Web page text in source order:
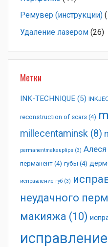
Ремувер (инструкции)
Удаление лазером (26)
Метки
INK-TECHNIQUE (5)
reconstruction of scars (4)
millecentaminsk (8)
permanentmakeuplips (3)
перманент (4) губы (4)
исправление губ (3)
неудачного
макияжа (10)
исправление